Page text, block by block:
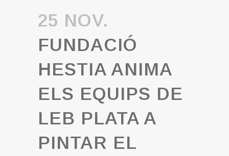
25 NOV.
FUNDACIÓ
HESTIA ANIMA
ELS EQUIPS DE
LEB PLATA A
PINTAR EL